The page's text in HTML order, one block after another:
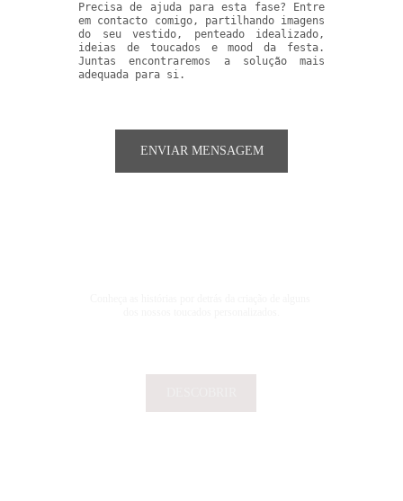
Precisa de ajuda para esta fase? Entre
em contacto comigo, partilhando imagens
do seu vestido, penteado idealizado,
ideias de toucados e mood da festa.
Juntas encontraremos a solução mais
adequada para si.
ENVIAR MENSAGEM